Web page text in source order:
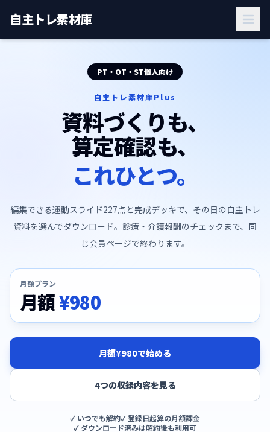
自主トレ素材庫
PT・OT・ST個人向け
自主トレ素材庫Plus
資料づくりも、
算定確認も、
これひとつ。
編集できる運動スライド227点と完成デッキで、その日の自主トレ
資料を選んでダウンロード。診療・介護報酬のチェックまで、同
じ会員ページで終わります。
月額プラン
月額¥980
月額¥980で始める
4つの収録内容を見る
✓ いつでも解約✓ 登録日起算の月額課金
✓ ダウンロード済みは解約後も利用可